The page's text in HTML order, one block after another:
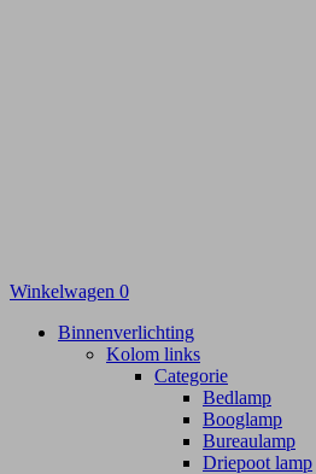
Winkelwagen 0
Binnenverlichting
Kolom links
Categorie
Bedlamp
Booglamp
Bureaulamp
Driepoot lamp